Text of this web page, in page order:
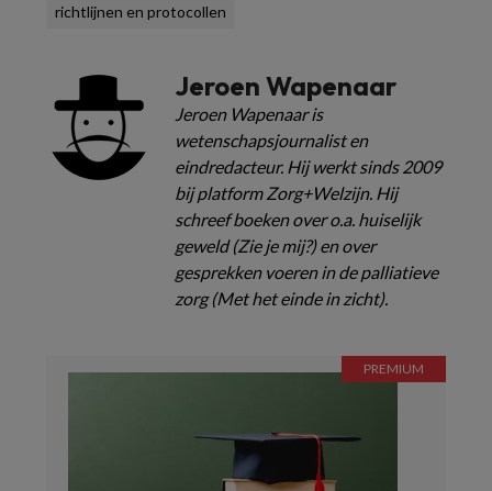
richtlijnen en protocollen
Jeroen Wapenaar
Jeroen Wapenaar is
wetenschapsjournalist en
eindredacteur. Hij werkt sinds 2009
bij platform Zorg+Welzijn. Hij
schreef boeken over o.a. huiselijk
geweld (Zie je mij?) en over
gesprekken voeren in de palliatieve
zorg (Met het einde in zicht).